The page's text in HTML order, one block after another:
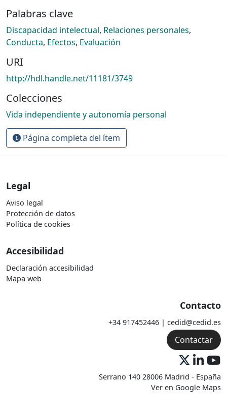
Palabras clave
Discapacidad intelectual, Relaciones personales,
Conducta, Efectos, Evaluación
URI
http://hdl.handle.net/11181/3749
Colecciones
Vida independiente y autonomía personal
Página completa del ítem
Legal
Aviso legal
Protección de datos
Política de cookies
Accesibilidad
Declaración accesibilidad
Mapa web
Contacto
+34 917452446 | cedid@cedid.es
Contactar
Serrano 140 28006 Madrid - España
Ver en Google Maps